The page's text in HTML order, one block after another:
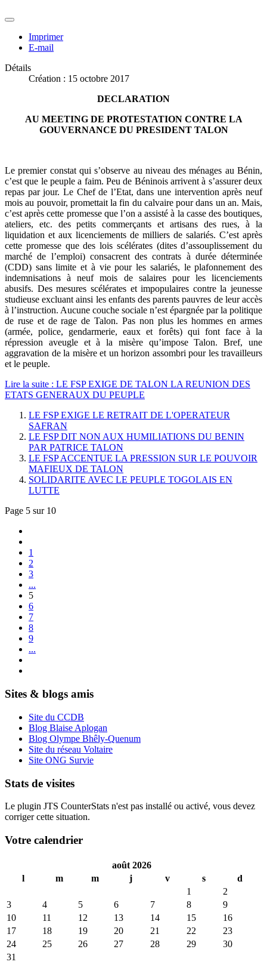
Imprimer
E-mail
Détails
Création : 15 octobre 2017
DECLARATION
AU MEETING DE PROTESTATION CONTRE LA
GOUVERNANCE DU PRESIDENT TALON
Le premier constat qui s’observe au niveau des ménages au Bénin,
c’est que le peuple a faim. Peu de Béninois arrivent à s’assurer deux
repas par jour. Le Chef de l’Etat, dans une intervention après neuf
mois au pouvoir, promettait la fin du calvaire pour dans un an. Mais,
c’est après cette promesse que l’on a assisté à la casse des boutiques,
ateliers, etc. des petits commerçants et artisans des rues, à la
liquidation et aux licenciements de milliers de salariés. C’est après
cette promesse que des lois scélérates (dites d’assouplissement du
marché de l’emploi) consacrent des contrats à durée déterminée
(CDD) sans limite et à vie pour les salariés, le plafonnement des
indemnisations à neuf mois de salaires pour les licenciements
abusifs. Des mesures scélérates et impopulaires contre la jeunesse
studieuse excluant ainsi les enfants des parents pauvres de leur accès
à l’instruction. Aucune couche sociale n’est épargnée par la politique
de ruse et de rage de Talon. Pas non plus les hommes en armes
(armée, police, gendarmerie, eaux et forêts) qui font face à la
répression aveugle et à la misère qu’impose Talon. Bref, une
aggravation de la misère et un horizon assombri pour les travailleurs
et le peuple.
Lire la suite : LE FSP EXIGE DE TALON LA REUNION DES
ETATS GENERAUX DU PEUPLE
LE FSP EXIGE LE RETRAIT DE L'OPERATEUR
SAFRAN
LE FSP DIT NON AUX HUMILIATIONS DU BENIN
PAR PATRICE TALON
LE FSP ACCENTUE LA PRESSION SUR LE POUVOIR
MAFIEUX DE TALON
SOLIDARITE AVEC LE PEUPLE TOGOLAIS EN
LUTTE
Page 5 sur 10
1
2
3
...
5
6
7
8
9
...
Sites & blogs amis
Site du CCDB
Blog Blaise Aplogan
Blog Olympe Bhêly-Quenum
Site du réseau Voltaire
Site ONG Survie
Stats de visites
Le plugin JTS CounterStats n'est pas installé ou activé, vous devez
corriger cette situation.
Votre calendrier
août 2026
l
m m j v s
d
1
2
3
4 5 6 7 8
9
10
11 12 13 14 15
16
17
18 19 20 21 22
23
24
25 26 27 28 29
30
31